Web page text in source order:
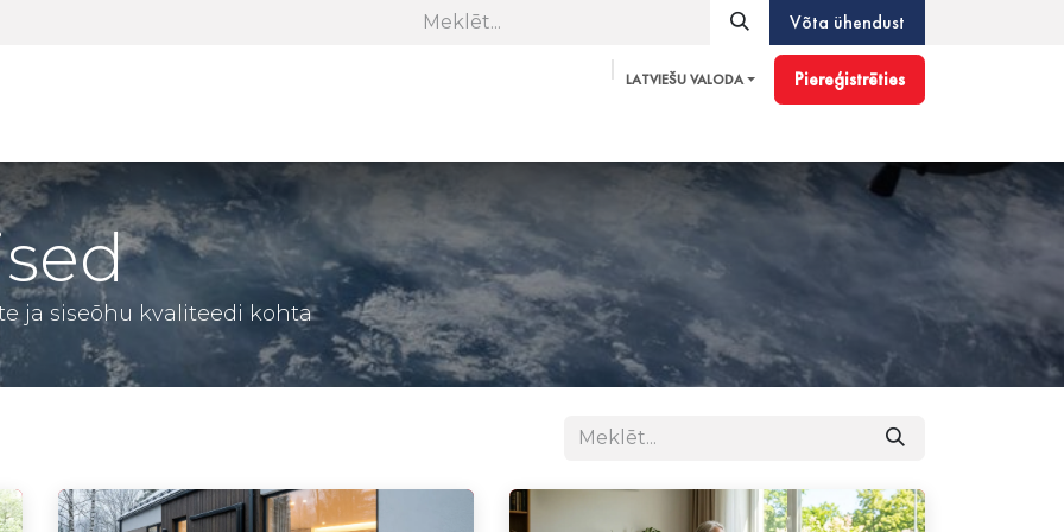
Võta ühendust
LATVIEŠU VALODA
Piereģistrēties
ja siseõhu kvaliteedi kohta